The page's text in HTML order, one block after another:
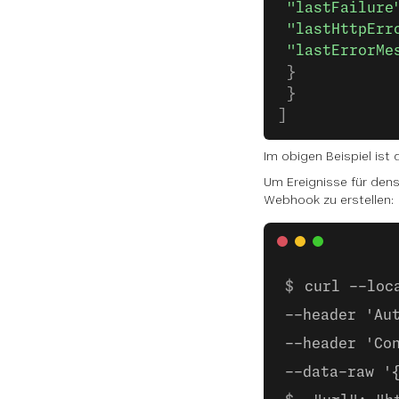
}
}
Im obigen Beispiel ist
Um Ereignisse für
Webhook zu erstellen:
curl --
--header
--header
--data-raw